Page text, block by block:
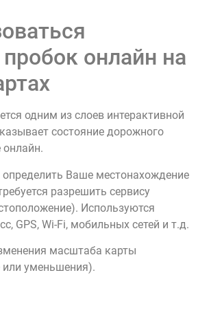
онлайн на
одним из слоев интерактивной
состояние дорожного
определить Ваше местонахождение
разрешить сервису
Используются
GPS, Wi-Fi, мобильных сетей и т.д.
масштаба карты
или уменьшения).